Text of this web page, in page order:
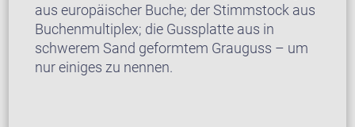
aus europäischer Buche; der Stimmstock aus
Buchenmultiplex; die Gussplatte aus in
schwerem Sand geformtem Grauguss – um
nur einiges zu nennen.